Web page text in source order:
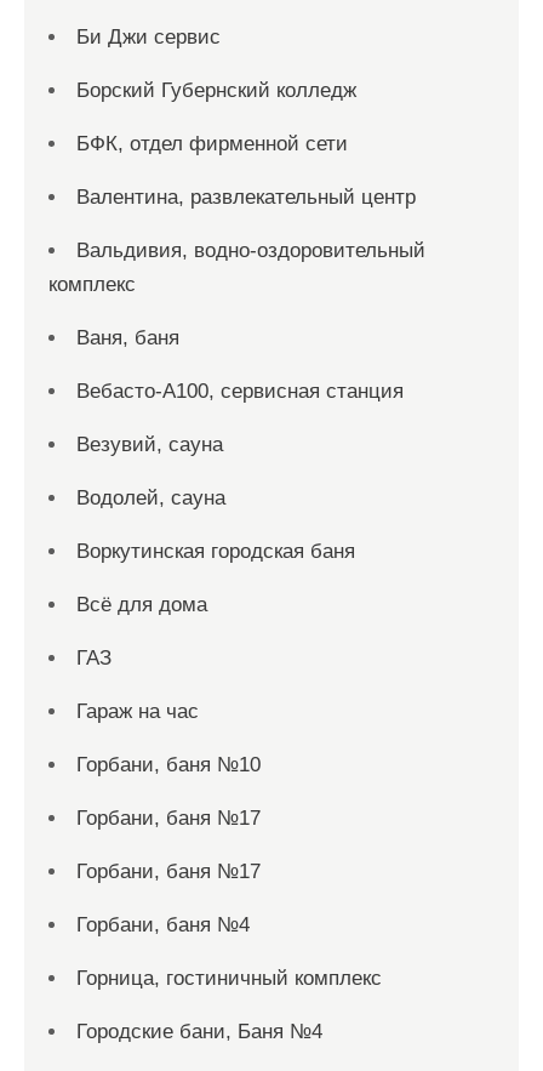
Би Джи сервис
Борский Губернский колледж
БФК, отдел фирменной сети
Валентина, развлекательный центр
Вальдивия, водно-оздоровительный
комплекс
Ваня, баня
Вебасто-А100, сервисная станция
Везувий, сауна
Водолей, сауна
Воркутинская городская баня
Всё для дома
ГАЗ
Гараж на час
Горбани, баня №10
Горбани, баня №17
Горбани, баня №17
Горбани, баня №4
Горница, гостиничный комплекс
Городские бани, Баня №4